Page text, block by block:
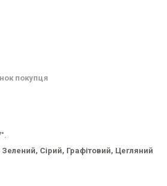
покупця
Сірий, Графітовий, Цегляний